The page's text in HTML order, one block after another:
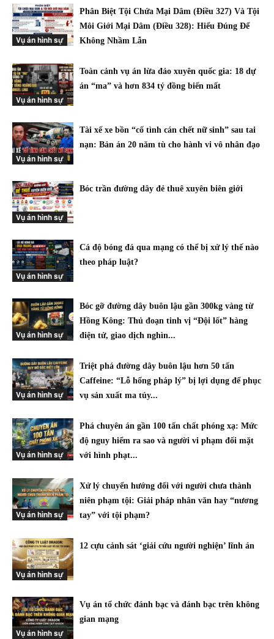
Vụ án hình sự
Phân Biệt Tội Chứa Mại Dâm (Điều 327) Và Tội
Môi Giới Mại Dâm (Điều 328): Hiểu Đúng Để
Không Nhầm Lẫn
Vụ án hình sự
Toàn cảnh vụ án lừa đảo xuyên quốc gia: 18 dự
án “ma” và hơn 834 tỷ đồng biến mất
Vụ án hình sự
Tài xế xe bồn “cố tình cán chết nữ sinh” sau tai
nạn: Bản án 20 năm tù cho hành vi vô nhân đạo
Vụ án hình sự
Bóc trần đường dây đẻ thuê xuyên biên giới
Vụ án hình sự
Cá độ bóng đá qua mạng có thể bị xử lý thế nào
theo pháp luật?
Vụ án hình sự
Bóc gỡ đường dây buôn lậu gần 300kg vàng từ
Hồng Kông: Thủ đoạn tinh vị “Đội lốt” hàng
điện tử, giao dịch nghìn...
Vụ án hình sự
Triệt phá đường dây buôn lậu hơn 50 tấn
Caffeine: “Lỗ hổng pháp lý” bị lợi dụng để phục
vụ sản xuất ma túy...
Vụ án hình sự
Phá chuyên án gần 100 tấn chất phóng xạ: Mức
độ nguy hiểm ra sao và người vi phạm đối mặt
với hình phạt...
Vụ án hình sự
Xử lý chuyển hướng đối với người chưa thành
niên phạm tội: Giải pháp nhân văn hay “nương
tay” với tội phạm?
Vụ án hình sự
12 cựu cảnh sát ‘giải cứu người nghiện’ lĩnh án
Vụ án hình sự
Vụ án tổ chức đánh bạc và đánh bạc trên không
gian mạng